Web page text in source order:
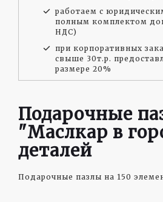
Подарочные
"Маслкар в
деталей
Подарочные пазлы на 150
работаем с
полным комплектом
НДС)
при корпоративных
свыше 30т.р.
размере 20%